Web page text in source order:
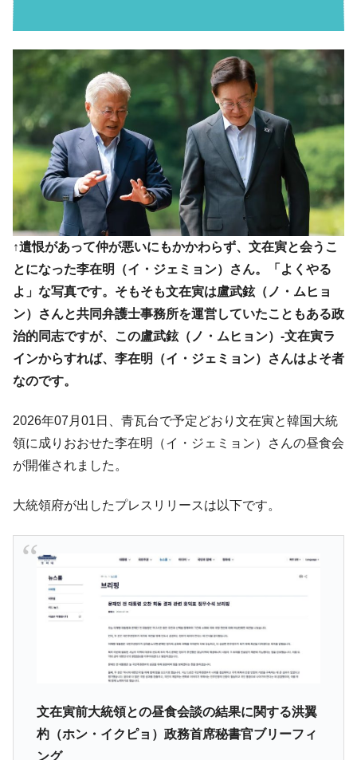
い「50.5％」に上昇
『Money1』
韓国大統領府ボンクラ政策室長が告発され
た ⇒ 国家が行った恐るべき株価操作であり、空前の国政壟
『Money1』
韓国･警察職員が「丸刈りになって抗議活
『Money1』
中国だけが鉄鋼輸出を異常増加させる ⇒ 中
国の過剰生産が世界を蝕む。
『Money1』
韓国製造業「半導体絶好調」のウラで他業
種は全般的「不調」⇒ PSIが示す現況は決して良くない。
『Money1』
【米韓激突案件】韓国消費者院が『クーパ
ン』1人当たり賠償10万ウォンを認定 ⇒ 総額3兆7,000億
『Money1』 韓国で猛暑。南東部では干ばつ
『Money1』
韓国型イージス搭載の次世代駆逐艦
「KDDX」1番艦、2032年竣工と公示
『Money1』
【対日本円】ウォン安が急進！ 日米の協調
に韓国がいっちょがみしたのでは。
『Money1』
韓国政府『BYD』車への補助金を全廃 ⇒ 実
は韓国で『BYD』車は売れている。6カ月で対前年同期比
1.9倍！
『Money1』
在韓米国大使スティールが着韓！⇒ さっそ
ドを掲げる「在韓反米勢力」
『Money1』
韓国政府「2035年までに18.4GW規模のAIデ
ータセンター整備」⇒ だから無理だってば。
『Money1』
JPモルガン「韓国レバレッジETFの清算は
ほぼ終わった」
韓国政府「ニセＫ-ブランドを通報しようキ
ャンペーン」⇒ あの名物教授も登場！
『Money1』
韓国「橋が落ちました」⇒ 耐久性「なさす
ぎ」では。
『Money1』
↑遺恨があって仲が悪いにもかかわらず、文在寅と会うこ
とになった李在明（イ・ジェミョン）さん。「よくやる
よ」な写真です。そもそも文在寅は盧武鉉（ノ・ムヒョ
ン）さんと共同弁護士事務所を運営していたこともある政
治的同志ですが、この盧武鉉（ノ・ムヒョン）-文在寅ラ
インからすれば、李在明（イ・ジェミョン）さんはよそ者
なのです。
2026年07月01日、青瓦台で予定どおり文在寅と韓国大統
領に成りおおせた李在明（イ・ジェミョン）さんの昼食会
が開催されました。
大統領府が出したプレスリリースは以下です。
文在寅前大統領との昼食会談の結果に関する洪翼
杓（ホン・イクピョ）政務首席秘書官ブリーフィ
ング